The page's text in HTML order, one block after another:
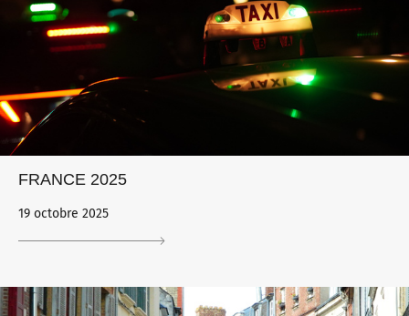
FRANCE 2025
19 octobre 2025